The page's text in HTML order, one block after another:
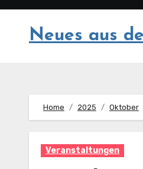
Springe
Neues aus
Home 2025 Oktober
Veranstaltungen